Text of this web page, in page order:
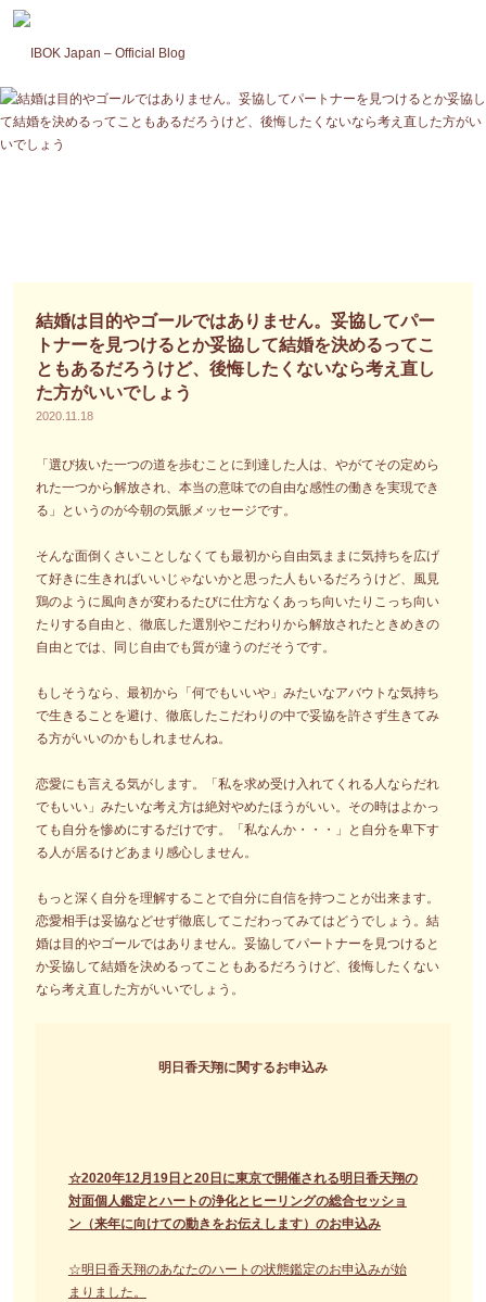
ツ
へ
ス
結婚は目的やゴールではありません。妥協してパー
トナーを見つけるとか妥協して結婚を決めるってこ
ともあるだろうけど、後悔したくないなら考え直し
た方がいいでしょう
2020.11.18
「選び抜いた一つの道を歩むことに到達した人は、やがてその定めら
れた一つから解放され、本当の意味での自由な感性の働きを実現でき
る」というのが今朝の気脈メッセージです。
そんな面倒くさいことしなくても最初から自由気ままに気持ちを広げ
て好きに生きればいいじゃないかと思った人もいるだろうけど、風見
鶏のように風向きが変わるたびに仕方なくあっち向いたりこっち向い
たりする自由と、徹底した選別やこだわりから解放されたときめきの
自由とでは、同じ自由でも質が違うのだそうです。
もしそうなら、最初から「何でもいいや」みたいなアバウトな気持ち
で生きることを避け、徹底したこだわりの中で妥協を許さず生きてみ
る方がいいのかもしれませんね。
恋愛にも言える気がします。「私を求め受け入れてくれる人ならだれ
でもいい」みたいな考え方は絶対やめたほうがいい。その時はよかっ
ても自分を惨めにするだけです。「私なんか・・・」と自分を卑下す
る人が居るけどあまり感心しません。
もっと深く自分を理解することで自分に自信を持つことが出来ます。
恋愛相手は妥協などせず徹底してこだわってみてはどうでしょう。結
婚は目的やゴールではありません。妥協してパートナーを見つけると
か妥協して結婚を決めるってこともあるだろうけど、後悔したくない
なら考え直した方がいいでしょう。
明日香天翔に関するお申込み
☆2020年12月19日と20日に東京で開催される明日香天翔の
対面個人鑑定とハートの浄化とヒーリングの総合セッショ
ン（来年に向けての動きをお伝えします）のお申込み
☆明日香天翔のあなたのハートの状態鑑定のお申込みが始
まりました。